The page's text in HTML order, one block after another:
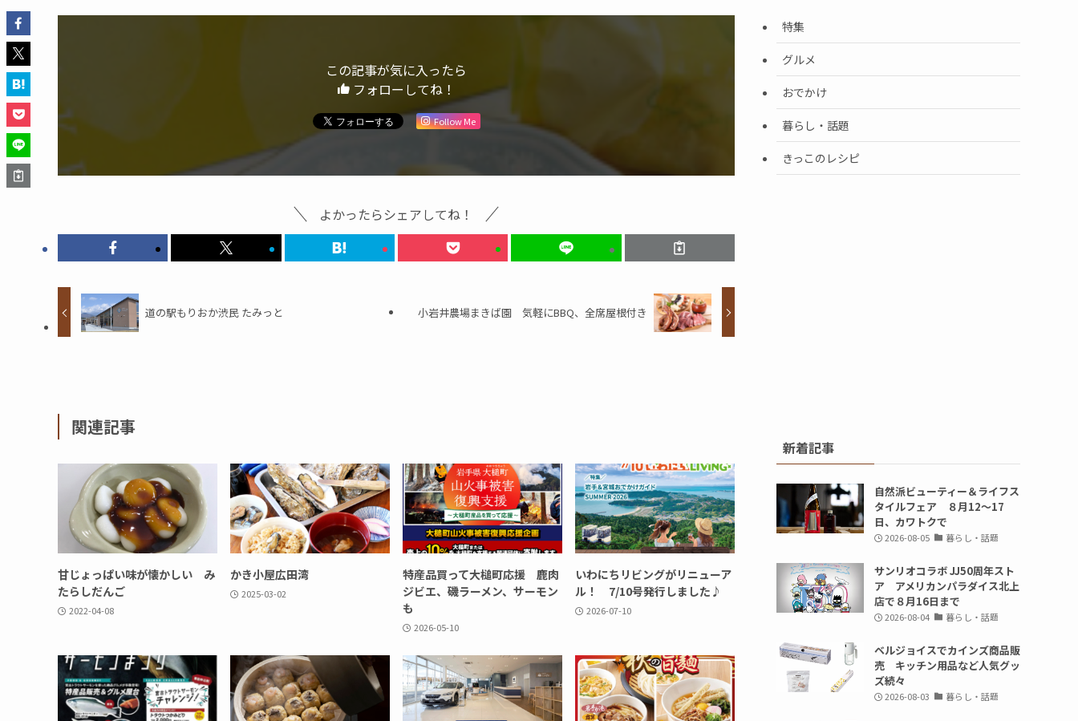
この記事が気に入ったら
フォローしてね！
Follow Me
よかったらシェアしてね！
道の駅もりおか渋民 たみっと 小岩井農場まきば園 気軽にBBQ、全席屋根付き
関連記事
甘じょっぱい味が懐かしい み
たらしだんご
2022-04-08
かき小屋広田湾
2025-03-02
特産品買って大槌町応援 鹿肉
ジビエ、磯ラーメン、サーモン
も
2026-05-10
いわにちリビングがリニューア
ル！ 7/10号発行しました♪
2026-07-10
特集
グルメ
おでかけ
暮らし・話題
きっこのレシピ
新着記事
自然派ビューティー＆ライフス
タイルフェア ８月12～17
日、カワトクで
2026-08-05 暮らし・話題
サンリオコラボ JJ50周年スト
ア アメリカンパラダイス北上
店で８月16日まで
2026-08-04 暮らし・話題
ベルジョイスでカインズ商品販
売 キッチン用品など人気グッ
ズ続々
2026-08-03 暮らし・話題